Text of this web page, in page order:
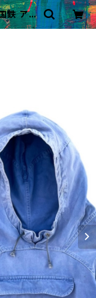
鉄 アノ
ルオー